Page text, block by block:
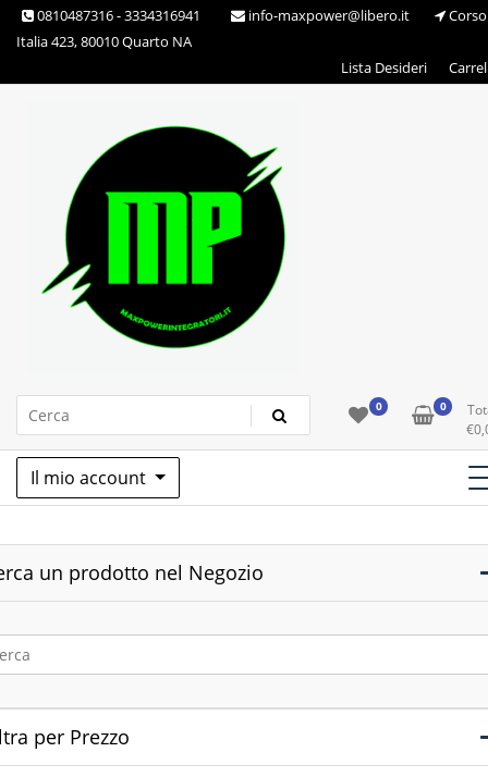
Skip 0810487316 - 3334316941 info-maxpower@libero.it
Corso
Italia 423, 80010 Quarto NA
Lista Desideri
Max Power Integratori 0 0
€
Il mio account
un prodotto nel Negozio
per Prezzo